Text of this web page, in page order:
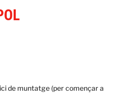
de muntatge (per començar a